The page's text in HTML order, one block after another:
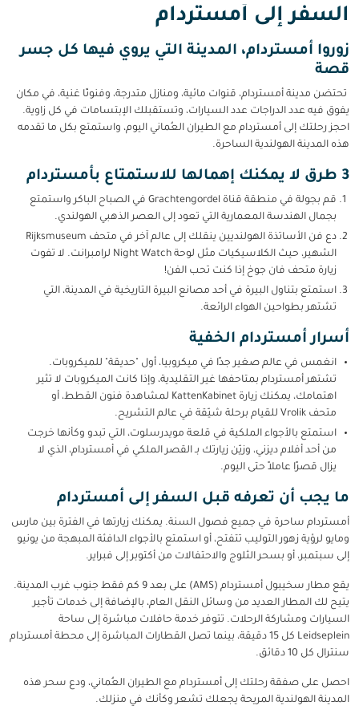
السفر إلى أمستردام
زوروا أمستردام، المدينة التي يروي فيها كل جسر
قصة
تحتضن مدينة أمستردام، قنوات مائية، ومنازل متدرجة، وفنونًا غنية، في مكان
يفوق فيه عدد الدراجات عدد السيارات، وتستقبلك الإبتسامات في كل زاوية.
احجز رحلتك إلى أمستردام مع الطيران العُماني اليوم، واستمتع بكل ما تقدمه
هذه المدينة الهولندية الساحرة.
3 طرق لا يمكنك إهمالها للاستمتاع بأمستردام
قم بجولة في منطقة قناة Grachtengordel في الصباح الباكر واستمتع
بجمال الهندسة المعمارية التي تعود إلى العصر الذهبي الهولندي.
دع فن الأساتذة الهولنديين ينقلك إلى عالم آخر في متحف Rijksmuseum
الشهير، حيث الكلاسيكيات مثل لوحة Night Watch لرامبرانت. لا تفوت
زيارة متحف فان جوخ إذا كنت تحب الفن!
استمتع بتناول البيرة في أحد مصانع البيرة التاريخية في المدينة، التي
تشتهر بطواحين الهواء الرائعة.
أسرار أمستردام الخفية
انغمس في عالم صغير جدًا في ميكروبيا، أول "حديقة" للميكروبات.
تشتهر أمستردام بمتاحفها غير التقليدية، وإذا كانت الميكروبات لا تثير
اهتمامك، يمكنك زيارة KattenKabinet لمشاهدة فنون القطط، أو
متحف Vrolik للقيام برحلة شيّقة في عالم التشريح.
استمتع بالأجواء الملكية في قلعة مويدرسلوت، التي تبدو وكأنها خرجت
من أحد أفلام ديزني، وزيّن زيارتك بـ القصر الملكي في أمستردام، الذي لا
يزال قصرًا عاملاً حتى اليوم.
ما يجب أن تعرفه قبل السفر إلى أمستردام
أمستردام ساحرة في جميع فصول السنة. يمكنك زيارتها في الفترة بين مارس
ومايو لرؤية زهور التوليب تتفتح، أو استمتع بالأجواء الدافئة المبهجة من يونيو
إلى سبتمبر، أو بسحر الثلوج والاحتفالات من أكتوبر إلى فبراير.
يقع مطار سخيبول أمستردام (AMS) على بعد 9 كم فقط جنوب غرب المدينة.
يتيح لك المطار العديد من وسائل النقل العام، بالإضافة إلى خدمات تأجير
السيارات ومشاركة الرحلات. تتوفر خدمة حافلات مباشرة إلى ساحة
Leidseplein كل 15 دقيقة، بينما تصل القطارات المباشرة إلى محطة أمستردام
سنترال كل 10 دقائق.
احصل على صفقة رحلتك إلى أمستردام مع الطيران العُماني، ودع سحر هذه
المدينة الهولندية المريحة يجعلك تشعر وكأنك في منزلك.